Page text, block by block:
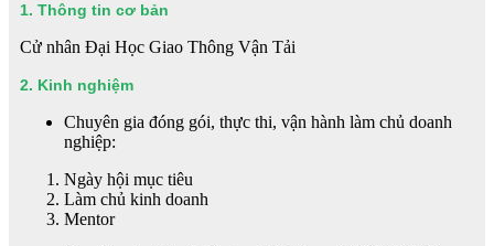
1. Thông tin cơ bản
Cử nhân Đại Học Giao Thông Vận Tải
2. Kinh nghiệm
Chuyên gia đóng gói, thực thi, vận hành làm chủ doanh
nghiệp:
Ngày hội mục tiêu
Làm chủ kinh doanh
Mentor